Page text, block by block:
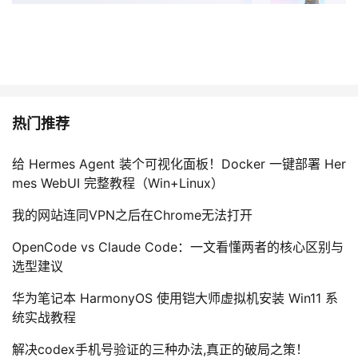
热门推荐
给 Hermes Agent 装个可视化面板！Docker 一键部署 Her
mes WebUI 完整教程（Win+Linux）
我的网站连同VPN之后在Chrome无法打开
OpenCode vs Claude Code：一文看懂两者的核心区别与
选型建议
华为笔记本 HarmonyOS 使用铠大师虚拟机安装 Win11 系
统实战教程
解决codex手机号验证的三种办法,真正的破局之策！